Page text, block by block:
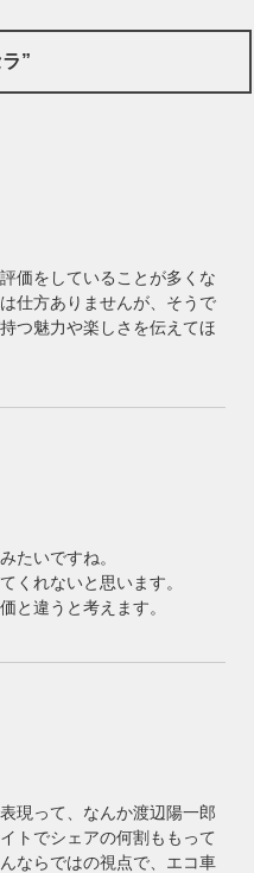
”
価をしていることが多くな
仕方ありませんが、そうで
つ魅力や楽しさを伝えてほ
たいですね。
くれないと思います。
と違うと考えます。
現って、なんか渡辺陽一郎
トでシェアの何割ももって
ならではの視点で、エコ車